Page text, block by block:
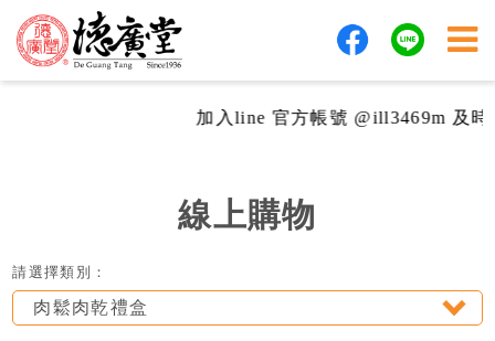
加入line 官方帳號 @ill3469m 及時
線上購物
請選擇類別：
肉鬆肉乾禮盒